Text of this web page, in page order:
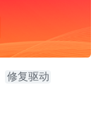
修复驱动